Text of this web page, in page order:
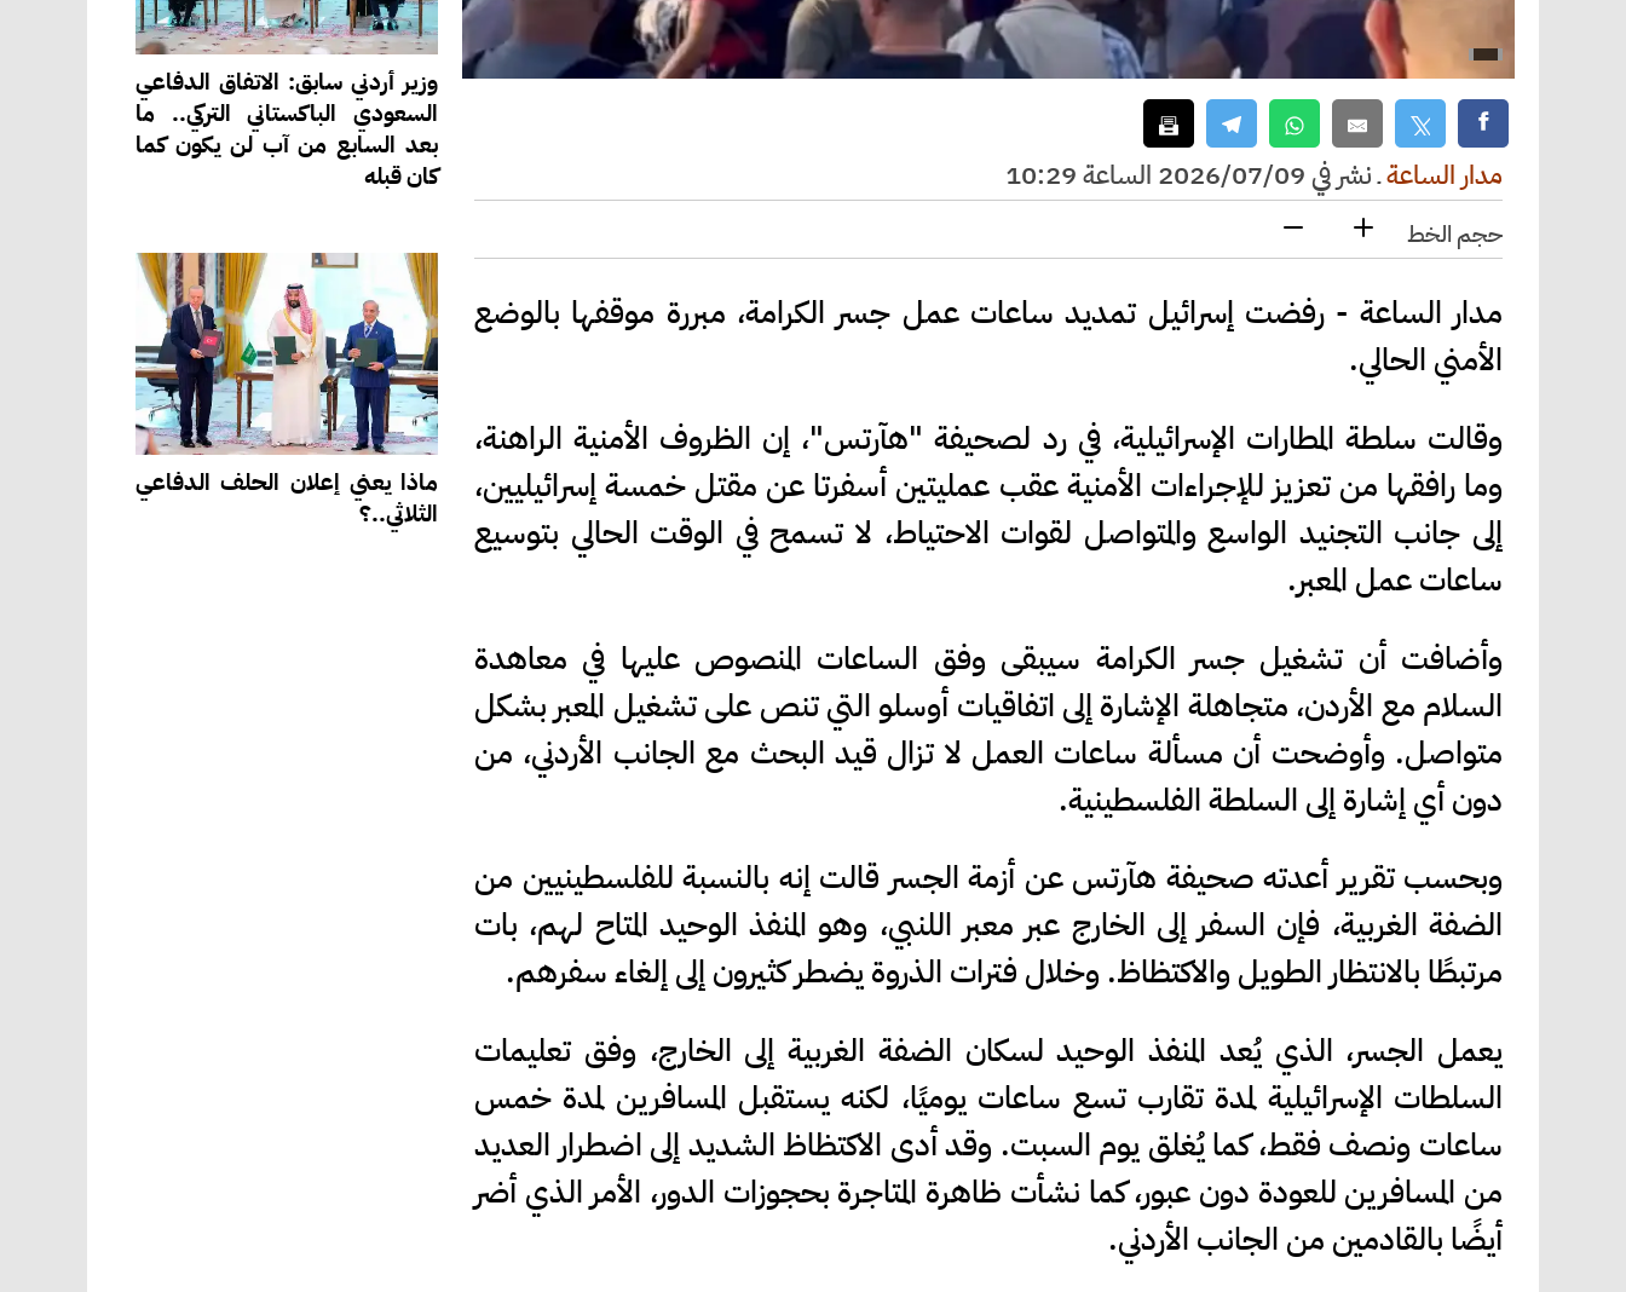
مدار الساعةـنشر في 2026/07/09 الساعة 10:29
حجم الخط
مدار الساعة - رفضت إسرائيل تمديد ساعات عمل جسر الكرامة، مبررة موقفها بالوضع
الأمني الحالي.
وقالت سلطة المطارات الإسرائيلية، في رد لصحيفة "هآرتس"، إن الظروف الأمنية الراهنة،
وما رافقها من تعزيز للإجراءات الأمنية عقب عمليتين أسفرتا عن مقتل خمسة إسرائيليين،
إلى جانب التجنيد الواسع والمتواصل لقوات الاحتياط، لا تسمح في الوقت الحالي بتوسيع
ساعات عمل المعبر.
وأضافت أن تشغيل جسر الكرامة سيبقى وفق الساعات المنصوص عليها في معاهدة
السلام مع الأردن، متجاهلة الإشارة إلى اتفاقيات أوسلو التي تنص على تشغيل المعبر بشكل
متواصل. وأوضحت أن مسألة ساعات العمل لا تزال قيد البحث مع الجانب الأردني، من
دون أي إشارة إلى السلطة الفلسطينية.
وبحسب تقرير أعدته صحيفة هآرتس عن أزمة الجسر قالت إنه بالنسبة للفلسطينيين من
الضفة الغربية، فإن السفر إلى الخارج عبر معبر اللنبي، وهو المنفذ الوحيد المتاح لهم، بات
مرتبطًا بالانتظار الطويل والاكتظاظ. وخلال فترات الذروة يضطر كثيرون إلى إلغاء سفرهم.
يعمل الجسر، الذي يُعد المنفذ الوحيد لسكان الضفة الغربية إلى الخارج، وفق تعليمات
السلطات الإسرائيلية لمدة تقارب تسع ساعات يوميًا، لكنه يستقبل المسافرين لمدة خمس
ساعات ونصف فقط، كما يُغلق يوم السبت. وقد أدى الاكتظاظ الشديد إلى اضطرار العديد
من المسافرين للعودة دون عبور، كما نشأت ظاهرة المتاجرة بحجوزات الدور، الأمر الذي أضر
أيضًا بالقادمين من الجانب الأردني.
وزير أردني سابق: الاتفاق الدفاعي
السعودي الباكستاني التركي.. ما
بعد السابع من آب لن يكون كما
كان قبله
ماذا يعني إعلان الحلف الدفاعي
الثلاثي..؟